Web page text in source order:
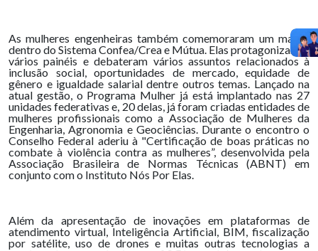
As mulheres engenheiras também comemoraram um marco
dentro do Sistema Confea/Crea e Mútua. Elas protagonizaram
vários painéis e debateram vários assuntos relacionados à
inclusão social, oportunidades de mercado, equidade de
gênero e igualdade salarial dentre outros temas. Lançado na
atual gestão, o Programa Mulher já está implantado nas 27
unidades federativas e, 20 delas, já foram criadas entidades de
mulheres profissionais como a Associação de Mulheres da
Engenharia, Agronomia e Geociências. Durante o encontro o
Conselho Federal aderiu à "Certificação de boas práticas no
combate à violência contra as mulheres”, desenvolvida pela
Associação Brasileira de Normas Técnicas (ABNT) em
conjunto com o Instituto Nós Por Elas.
Além da apresentação de inovações em plataformas de
atendimento virtual, Inteligência Artificial, BIM, fiscalização
por satélite, uso de drones e muitas outras tecnologias a